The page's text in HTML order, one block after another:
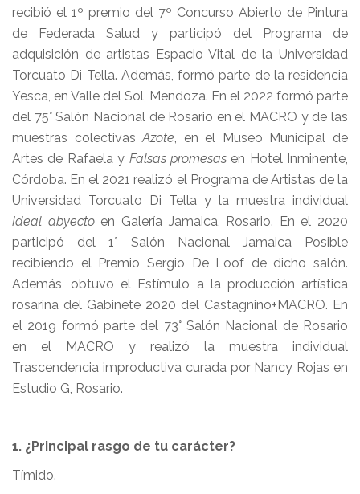
recibió el 1º premio del 7º Concurso Abierto de Pintura
de Federada Salud y participó del Programa de
adquisición de artistas Espacio Vital de la Universidad
Torcuato Di Tella. Además, formó parte de la residencia
Yesca, en Valle del Sol, Mendoza. En el 2022 formó parte
del 75° Salón Nacional de Rosario en el MACRO y de las
muestras colectivasAzote, en el Museo Municipal de
Artes de Rafaela y Falsas promesasen Hotel Inminente,
Córdoba. En el 2021 realizó el Programa de Artistas de la
Universidad Torcuato Di Tella y la muestra individual
Ideal abyectoen Galería Jamaica, Rosario. En el 2020
participó del 1° Salón Nacional Jamaica Posible
recibiendo el Premio Sergio De Loof de dicho salón.
Además, obtuvo el Estímulo a la producción artística
rosarina del Gabinete 2020 del Castagnino+MACRO. En
el 2019 formó parte del 73° Salón Nacional de Rosario
en el MACRO y realizó la muestra individual
Trascendencia improductiva curada por Nancy Rojas en
Estudio G, Rosario.
1. ¿Principal rasgo de tu carácter?
Tímido.